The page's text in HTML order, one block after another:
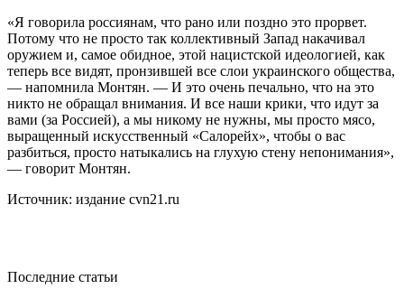
«Я говорила россиянам, что рано или поздно это прорвет.
Потому что не просто так коллективный Запад накачивал
оружием и, самое обидное, этой нацистской идеологией, как
теперь все видят, пронзившей все слои украинского общества,
— напомнила Монтян. — И это очень печально, что на это
никто не обращал внимания. И все наши крики, что идут за
вами (за Россией), а мы никому не нужны, мы просто мясо,
выращенный искусственный «Салорейх», чтобы о вас
разбиться, просто натыкались на глухую стену непонимания»,
— говорит Монтян.
Источник: издание cvn21.ru
Последние статьи